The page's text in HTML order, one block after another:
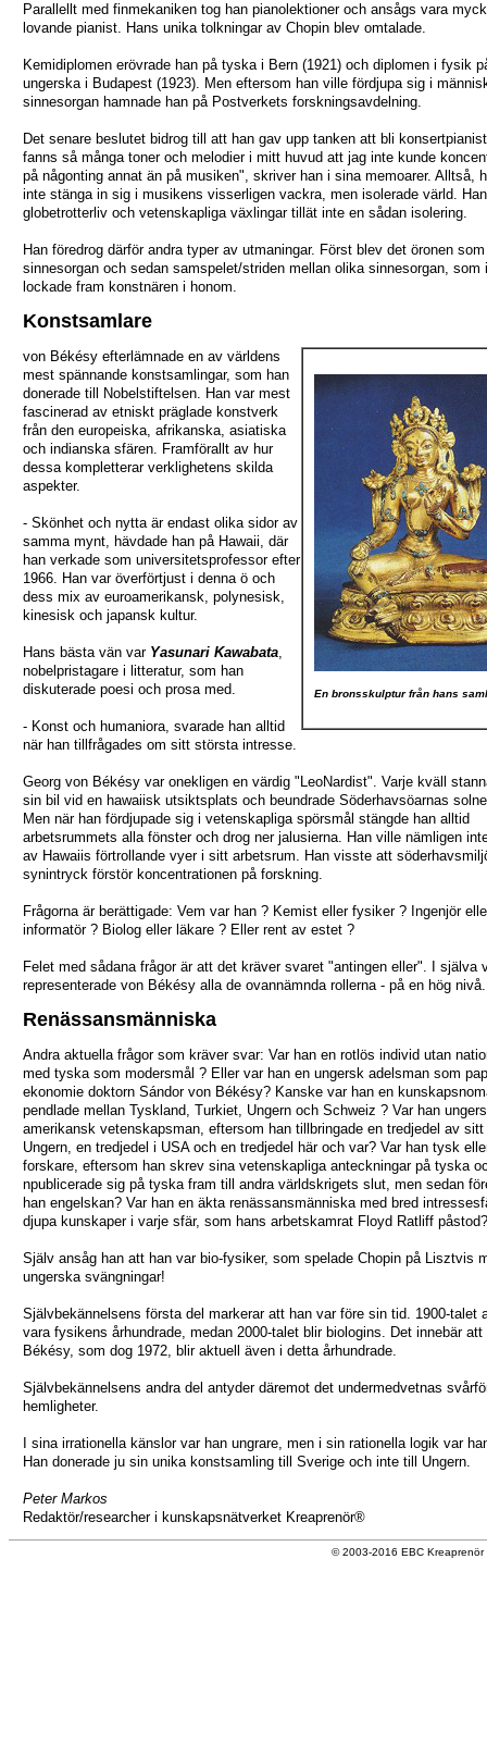
Parallellt med finmekaniken tog han pianolektioner och ansågs vara
lovande pianist. Hans unika tolkningar av Chopin blev omtalade.
Kemidiplomen erövrade han på tyska i Bern (1921) och diplomen i fysik
ungerska i Budapest (1923). Men eftersom han ville fördjupa sig i
sinnesorgan hamnade han på Postverkets forskningsavdelning.
Det senare beslutet bidrog till att han gav upp tanken att bli
fanns så många toner och melodier i mitt huvud att jag inte kunde
på någonting annat än på musiken", skriver han i sina memoarer. Alltså,
inte stänga in sig i musikens visserligen vackra, men isolerade värld.
globetrotterliv och vetenskapliga växlingar tillät inte en sådan isolering.
Han föredrog därför andra typer av utmaningar. Först blev det öronen som
sinnesorgan och sedan samspelet/striden mellan olika sinnesorgan, som
lockade fram konstnären i honom.
Konstsamlare
En bronsskulptur från hans
von Békésy efterlämnade en av världens
mest spännande konstsamlingar, som han
donerade till Nobelstiftelsen. Han var mest
fascinerad av etniskt präglade konstverk
från den europeiska, afrikanska, asiatiska
och indianska sfären. Framförallt av hur
dessa kompletterar verklighetens skilda
aspekter.
- Skönhet och nytta är endast olika sidor av
samma mynt, hävdade han på Hawaii, där
han verkade som universitetsprofessor efter
1966. Han var överförtjust i denna ö och
dess mix av euroamerikansk, polynesisk,
kinesisk och japansk kultur.
Hans bästa vän var Yasunari Kawabata
nobelpristagare i litteratur, som han
diskuterade poesi och prosa med.
- Konst och humaniora, svarade han alltid
när han tillfrågades om sitt största intresse.
Georg von Békésy var onekligen en värdig "LeoNardist". Varje kväll
sin bil vid en hawaiisk utsiktsplats och beundrade Söderhavsöarnas
Men när han fördjupade sig i vetenskapliga spörsmål stängde han alltid
arbetsrummets alla fönster och drog ner jalusierna. Han ville nämligen
av Hawaiis förtrollande vyer i sitt arbetsrum. Han visste att
synintryck förstör koncentrationen på forskning.
Frågorna är berättigade: Vem var han ? Kemist eller fysiker ? Ingenjör
informatör ? Biolog eller läkare ? Eller rent av estet ?
Felet med sådana frågor är att det kräver svaret "antingen eller". I själva
representerade von Békésy alla de ovannämnda rollerna - på en hög nivå.
Renässansmänniska
Andra aktuella frågor som kräver svar: Var han en rotlös individ utan
med tyska som modersmål ? Eller var han en ungersk adelsman som
ekonomie doktorn Sándor von Békésy? Kanske var han en
pendlade mellan Tyskland, Turkiet, Ungern och Schweiz ? Var han
amerikansk vetenskapsman, eftersom han tillbringade en tredjedel av
Ungern, en tredjedel i USA och en tredjedel här och var? Var han tysk
forskare, eftersom han skrev sina vetenskapliga anteckningar på tyska
npublicerade sig på tyska fram till andra världskrigets slut, men sedan
han engelskan? Var han en äkta renässansmänniska med bred
djupa kunskaper i varje sfär, som hans arbetskamrat Floyd Ratliff påstod?
Själv ansåg han att han var bio-fysiker, som spelade Chopin på Lisztvis
ungerska svängningar!
Självbekännelsens första del markerar att han var före sin tid. 1900-talet
vara fysikens århundrade, medan 2000-talet blir biologins. Det innebär att
Békésy, som dog 1972, blir aktuell även i detta århundrade.
Självbekännelsens andra del antyder däremot det undermedvetnas
hemligheter.
I sina irrationella känslor var han ungrare, men i sin rationella logik var
Han donerade ju sin unika konstsamling till Sverige och inte till Ungern.
Peter Markos
Redaktör/researcher i kunskapsnätverket Kreaprenör®
© 2003-2016 EBC Kreaprenör